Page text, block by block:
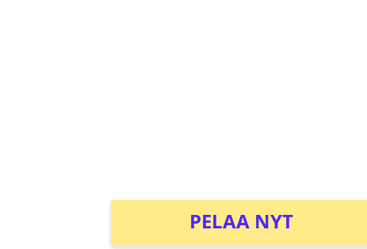
PELAA NYT